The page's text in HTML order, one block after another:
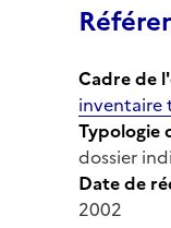
Cadre de
inventaire
Typologie
dossier
Date de
2002